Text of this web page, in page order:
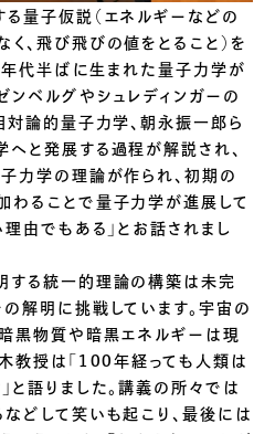
量子仮説（エネルギーなどの
、飛び飛びの値をとること）を
代半ばに生まれた量子力学が
ンベルグやシュレディンガーの
対論的量子力学、朝永振一郎ら
と発展する過程が解説され、
力学の理論が作られ、初期の
ることで量子力学が進展して
由でもある」とお話されまし
する統一的理論の構築は未完
解明に挑戦しています。宇宙の
黒物質や暗黒エネルギーは現
教授は「100年経っても人類は
と語りました。講義の所々では
どして笑いも起こり、最後には